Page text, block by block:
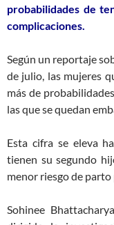
probabilidades de
complicaciones.
Según un reportaje
de julio, las mujeres
más de
las que se quedan
Esta cifra se eleva
tienen su segundo
menor riesgo de
Sohinee